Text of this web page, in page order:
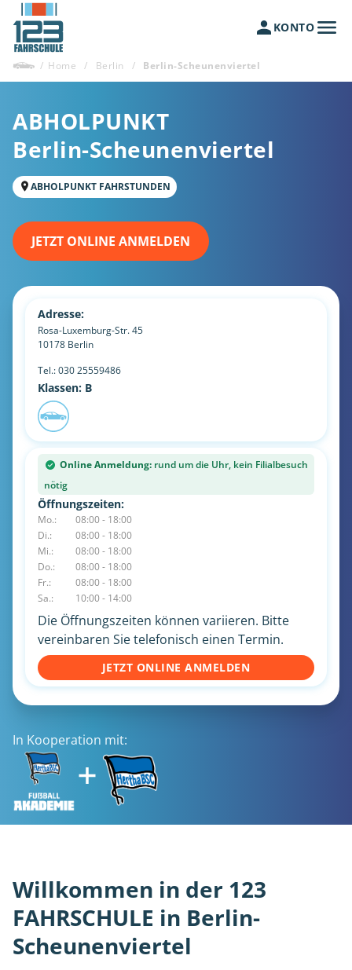
KONTO
/ Home / Berlin / Berlin-Scheunenviertel
ABHOLPUNKT
Berlin-Scheunenviertel
ABHOLPUNKT FAHRSTUNDEN
JETZT ONLINE ANMELDEN
Adresse:
Rosa-Luxemburg-Str. 45
10178 Berlin
Tel.:030 25559486
Klassen: B
Online Anmeldung: rund um die Uhr, kein Filialbesuch
nötig
Öffnungszeiten:
Mo.:
08:00 - 18:00
Di.:
08:00 - 18:00
Mi.:
08:00 - 18:00
Do.:
08:00 - 18:00
Fr.:
08:00 - 18:00
Sa.:
10:00 - 14:00
Die Öffnungszeiten können variieren. Bitte
vereinbaren Sie telefonisch einen Termin.
JETZT ONLINE ANMELDEN
In Kooperation mit:
Willkommen in der 123
FAHRSCHULE in Berlin-
Scheunenviertel